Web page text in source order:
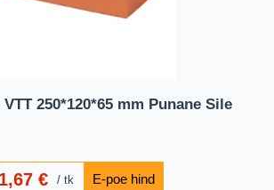
250*120*65 mm Punane Sile
1,67€ tk